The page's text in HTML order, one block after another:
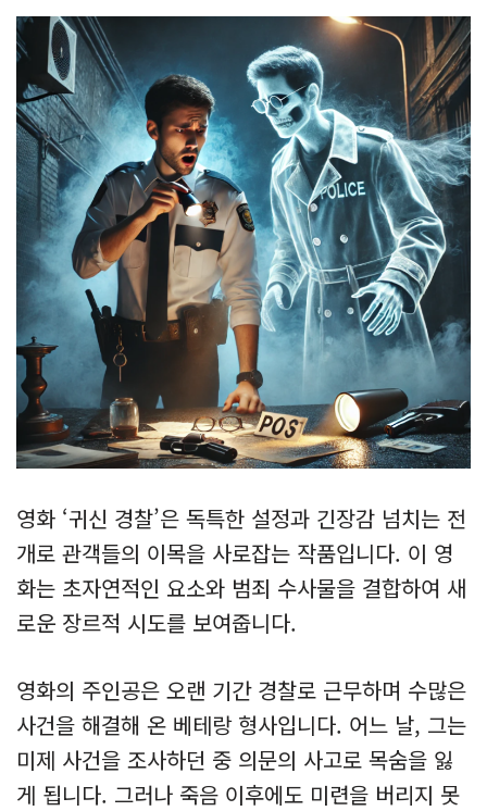
영화 ‘귀신 경찰’은 독특한 설정과 긴장감 넘치는 전
개로 관객들의 이목을 사로잡는 작품입니다. 이 영
화는 초자연적인 요소와 범죄 수사물을 결합하여 새
로운 장르적 시도를 보여줍니다.
영화의 주인공은 오랜 기간 경찰로 근무하며 수많은
사건을 해결해 온 베테랑 형사입니다. 어느 날, 그는
미제 사건을 조사하던 중 의문의 사고로 목숨을 잃
게 됩니다. 그러나 죽음 이후에도 미련을 버리지 못